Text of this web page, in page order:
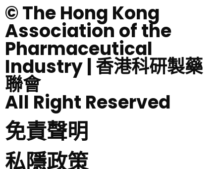
© The Hong Kong
Association of the
Pharmaceutical
Industry | 香港科研製藥
聯會
All Right Reserved
免責聲明
私隱政策